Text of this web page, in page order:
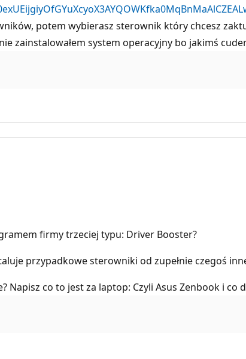
potem wybierasz sterownik który chcesz
zainstalowałem system operacyjny bo jakimś
firmy trzeciej typu: Driver Booster?
przypadkowe sterowniki od zupełnie czegoś
Napisz co to jest za laptop: Czyli Asus Zenbook i co